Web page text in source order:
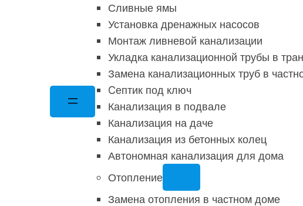
Сливные ямы
Установка дренажных насосов
Монтаж ливневой канализации
Укладка канализационной трубы в
Замена канализационных труб в
Cептик под ключ
Канализация в подвале
Канализация на даче
Канализация из бетонных колец
Автономная канализация для дома
Отопление
Замена отопления в частном доме